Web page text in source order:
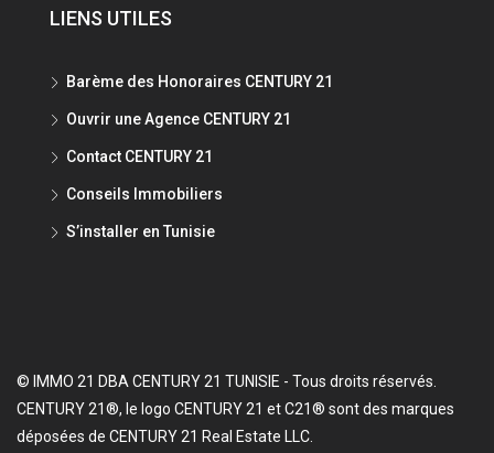
LIENS UTILES
Barème des Honoraires CENTURY 21
Ouvrir une Agence CENTURY 21
Contact CENTURY 21
Conseils Immobiliers
S’installer en Tunisie
© IMMO 21 DBA CENTURY 21 TUNISIE - Tous droits réservés.
CENTURY 21®, le logo CENTURY 21 et C21® sont des marques
déposées de CENTURY 21 Real Estate LLC.